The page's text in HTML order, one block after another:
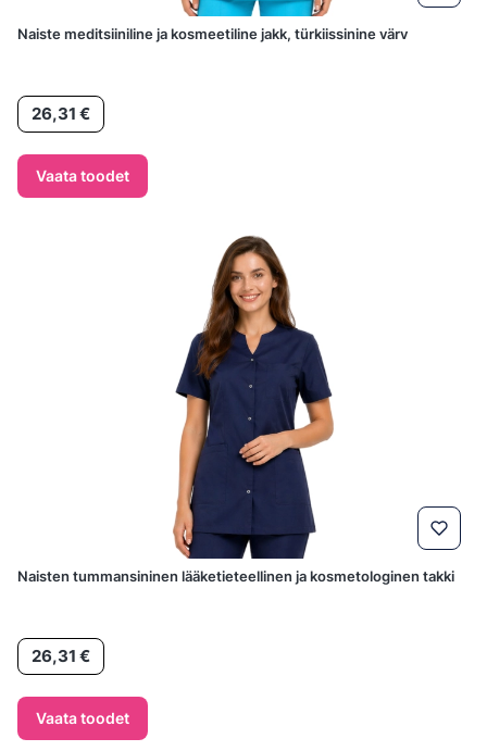
Naiste meditsiiniline ja kosmeetiline jakk, türkiissinine värv
Hind
26,31 €
Vaata toodet
Naisten tummansininen lääketieteellinen ja kosmetologinen takki
Hind
26,31 €
Vaata toodet